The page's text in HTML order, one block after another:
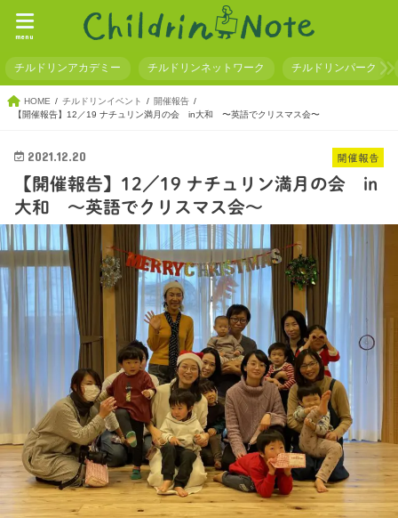
menu
チルドリンアカデミー チルドリンネットワーク チルドリンパーク
HOME チルドリンイベント
開催報告
【開催報告】12／19 ナチュリン満月の会 in大和 〜英語でクリスマス会〜
開催報告
2021.12.20
【開催報告】12／19 ナチュリン満月の会 in
大和 〜英語でクリスマス会〜